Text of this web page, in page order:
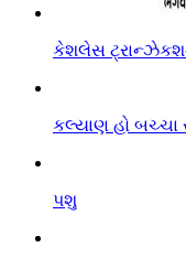
કેશલેસ
કલ્યાણ હો બચ્ચા
પશુ